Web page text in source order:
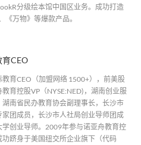
分级绘本馆中国区业务。成功打造
《万物》等爆款产品。
CEO
育CEO（加盟网络 1500+），前美股
教育控股VP（NYSE:NED)，湖南创业服
南省民办教育协会副理事长，长沙市
团成员，长沙市人社局创业导师团成
学创业导师。2009年参与诺亚舟教育控
功跻身于美国纽交所企业旗下（代码